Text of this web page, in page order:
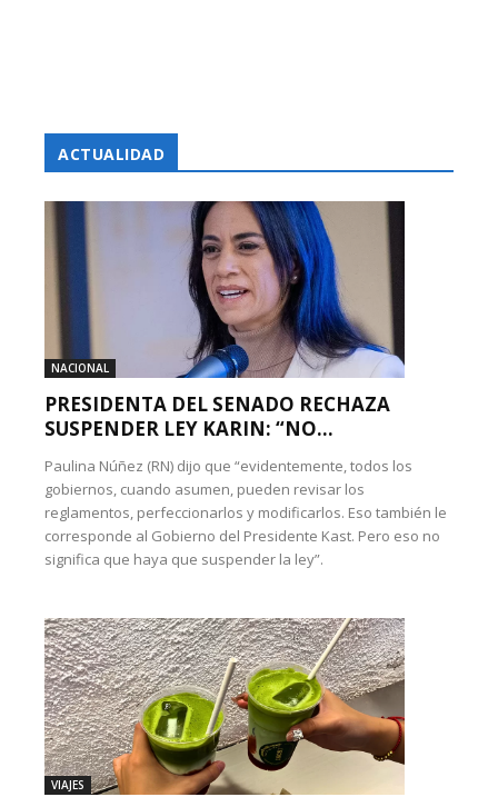
ACTUALIDAD
NACIONAL
PRESIDENTA DEL SENADO RECHAZA
SUSPENDER LEY KARIN: “NO...
Paulina Núñez (RN) dijo que “evidentemente, todos los
gobiernos, cuando asumen, pueden revisar los
reglamentos, perfeccionarlos y modificarlos. Eso también le
corresponde al Gobierno del Presidente Kast. Pero eso no
significa que haya que suspender la ley”.
VIAJES